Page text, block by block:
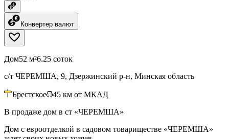
Конвертер валют
Дом52 м²6.25 соток
с/т ЧЕРЕМША, 9, Дзержинский р-н, Минская область
Брестское 45 км от МКАД
В продаже дом в ст «ЧЕРЕМША»
Дом с евроотделкой в садовом товариществе «ЧЕРЕМША»